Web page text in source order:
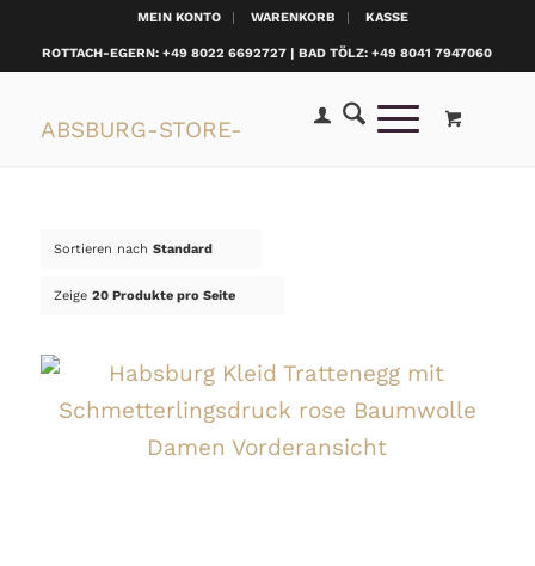
MEIN KONTO WARENKORB KASSE
ROTTACH-EGERN: +49 8022 6692727 | BAD TÖLZ: +49 8041 7947060
Sortieren nach Standard
Zeige 20 Produkte pro Seite